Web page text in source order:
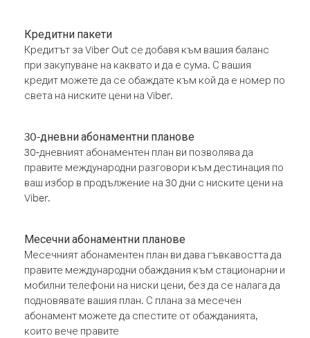
Кредитни пакети
Кредитът за Viber Out се добавя към вашия баланс
при закупуване на каквато и да е сума. С вашия
кредит можете да се обаждате към кой да е номер по
света на ниските цени на Viber.
30-дневни абонаментни планове
30-дневният абонаментен план ви позволява да
правите международни разговори към дестинация по
ваш избор в продължение на 30 дни с ниските цени на
Viber.
Месечни абонаментни планове
Месечният абонаментен план ви дава гъвкавостта да
правите международни обаждания към стационарни и
мобилни телефони на ниски цени, без да се налага да
подновявате вашия план. С плана за месечен
абонамент можете да спестите от обажданията,
които вече правите